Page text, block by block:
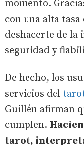
momento.
con una alta
deshacerte de
seguridad y
De hecho, los
servicios del
Guillén afirman
cumplen.
tarot, interpreta